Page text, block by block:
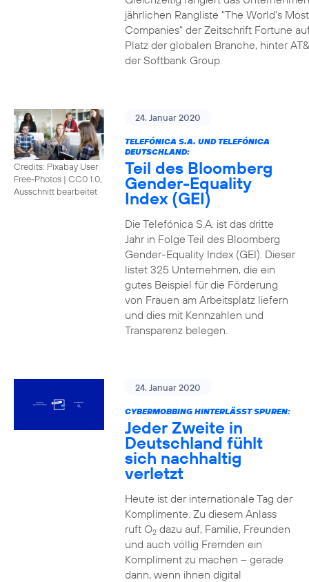
jährlichen Rangliste "The World's
Companies" der Zeitschrift Fortune
Platz der globalen Branche, hinter
der Softbank Group.
Credits: Pixabay User
Free-Photos | CC0 1.0,
Ausschnitt bearbeitet
24. Januar 2020
TELEFÓNICA S.A. UND TELEFÓNICA
DEUTSCHLAND:
Teil des Bloomberg
Gender-Equality
Index (GEI)
Die Telefónica S.A. ist das dritte
Jahr in Folge Teil des Bloomberg
Gender-Equality Index (GEI). Dieser
listet 325 Unternehmen, die ein
gutes Beispiel für die Förderung
von Frauen am Arbeitsplatz liefern
und dies mit Kennzahlen und
Transparenz belegen.
24. Januar 2020
CYBERMOBBING HINTERLÄSST SPUREN:
Jeder Zweite in
Deutschland fühlt
sich nachhaltig
verletzt
Heute ist der internationale Tag der
Komplimente. Zu diesem Anlass
ruft O2dazu auf, Familie, Freunden
und auch völlig Fremden ein
Kompliment zu machen – gerade
dann, wenn ihnen digital